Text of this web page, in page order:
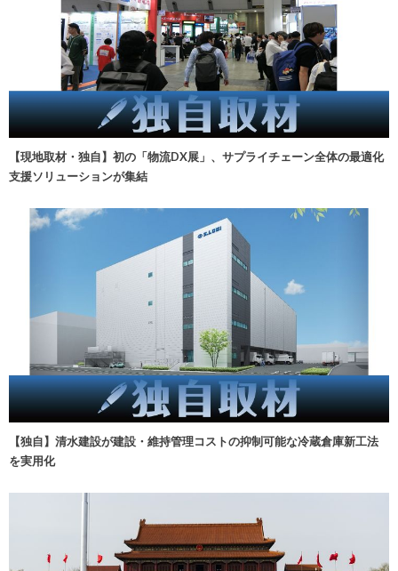
【現地取材・独自】初の「物流DX展」、サプライチェーン全体の最適化
支援ソリューションが集結
【独自】清水建設が建設・維持管理コストの抑制可能な冷蔵倉庫新工法
を実用化